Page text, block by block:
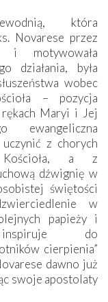
która
Novarese przez
i motywowała
działania, była
wobec
– pozycja
Maryi i Jej
ewangeliczna
z chorych
Kościoła, a z
dźwignię w
świętości
w
papieży i
do
cierpienia”
dawno już
swoje apostolaty